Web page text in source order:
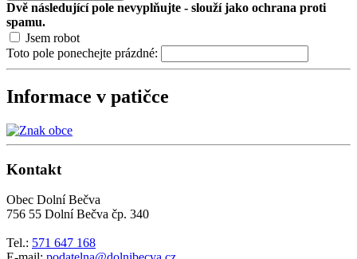
Dvě následující pole nevyplňujte - slouží jako ochrana proti
spamu.
Jsem robot
Toto pole ponechejte prázdné:
Informace v patičce
Kontakt
Obec Dolní Bečva
756 55 Dolní Bečva čp. 340
Tel.: 571 647 168